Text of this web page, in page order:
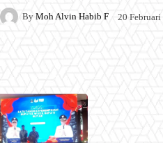
By Moh Alvin Habib F 20 Februari